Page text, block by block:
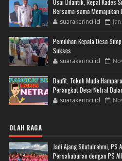
Bersama-sama Memajukan
suarakerinci.id
Pemilihan Kepala Desa
Sukses
suarakerinci.id
Daufit, Tokoh Muda
Perangkat Desa Netral
suarakerinci.id
OLAH RAGA
Jadi Ajang Silatulrahmi, PS
Persahabaran dengan PS